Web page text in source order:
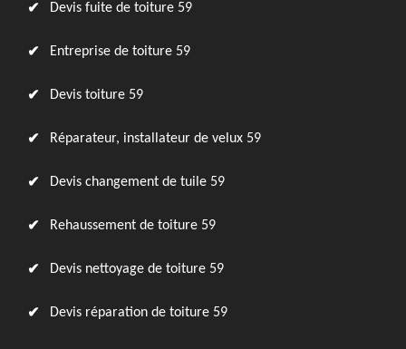
Devis fuite de toiture 59
Entreprise de toiture 59
Devis toiture 59
Réparateur, installateur de velux 59
Devis changement de tuile 59
Rehaussement de toiture 59
Devis nettoyage de toiture 59
Devis réparation de toiture 59